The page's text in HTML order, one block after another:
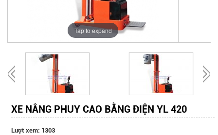
Tap to expand
XE NÂNG PHUY CAO BẰNG ĐIỆN YL 420
Lượt xem: 1303